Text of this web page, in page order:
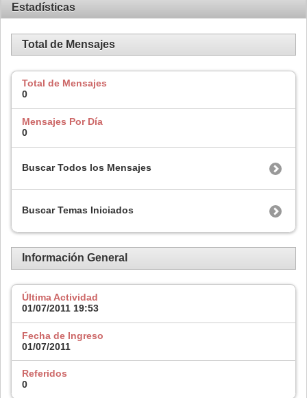
Estadísticas
Total de Mensajes
Total de Mensajes
0
Mensajes Por Día
0
Buscar Todos los Mensajes
Buscar Temas Iniciados
Información General
Última Actividad
01/07/2011 19:53
Fecha de Ingreso
01/07/2011
Referidos
0